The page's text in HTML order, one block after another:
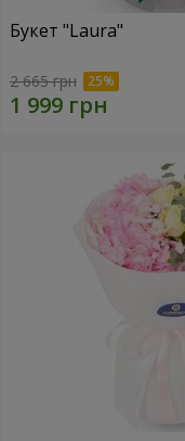
Букет "Laura"
2 665 грн